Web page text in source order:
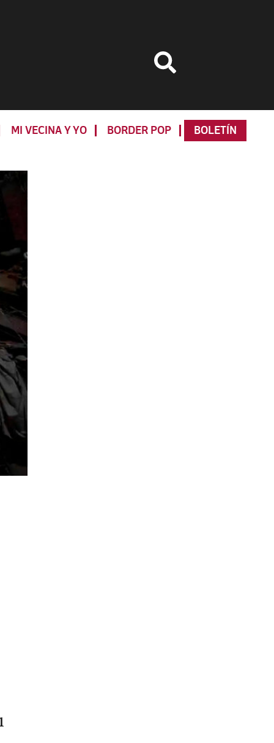
MI VECINA Y YO BORDER POP BOLETÍN